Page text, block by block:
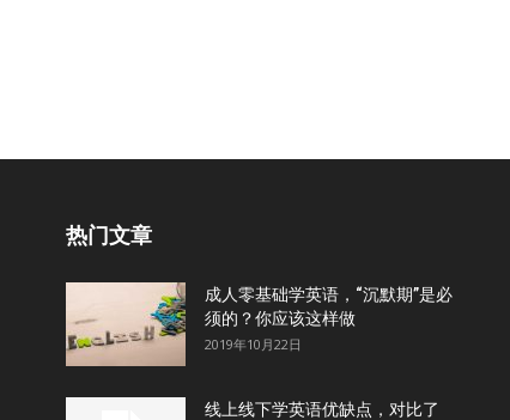
热门文章
成人零基础学英语，“沉默期”是必
须的？你应该这样做
2019年10月22日
线上线下学英语优缺点，对比了